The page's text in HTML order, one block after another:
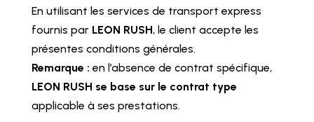
En utilisant les services de transport express
fournis par LEON RUSH, le client accepte les
présentes conditions générales.
Remarque : en l’absence de contrat spécifique,
LEON RUSH se base sur le contrat type
applicable à ses prestations.